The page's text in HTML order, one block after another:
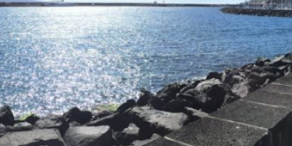
Casa Aguaplano Casa de campo
€70.00 Single/Double